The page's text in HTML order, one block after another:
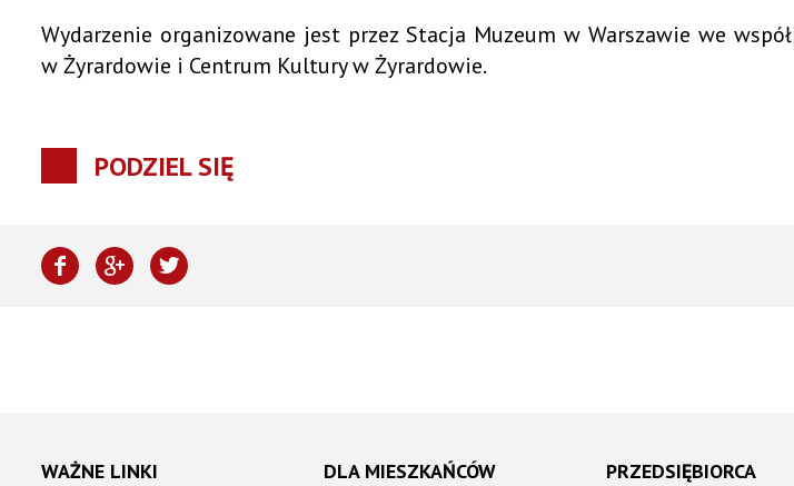
Wydarzenie organizowane jest przez Stacja Muzeum w Warszawie we
w Żyrardowie i Centrum Kultury w Żyrardowie.
PODZIEL SIĘ
WAŻNE LINKI DLA MIESZKAŃCÓW PRZEDSIĘBIORCA